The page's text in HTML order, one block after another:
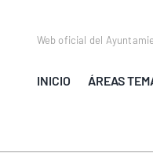
Web oficial del
INICIO ÁREAS